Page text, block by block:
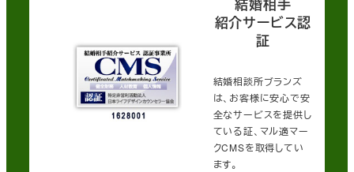
結婚相手
紹介サービス認
証
結婚相談所ブランズ
は、お客様に安心で安
全なサービスを提供し
ている証、マル適マー
クCMSを取得してい
ます。